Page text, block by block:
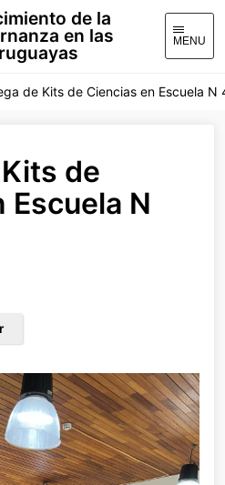
de la
en las MENU
de Kits de Ciencias en Escuela N
de
Escuela N